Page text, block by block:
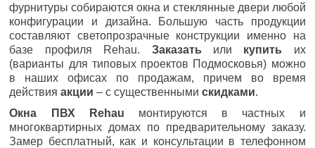
фурнитуры собираются окна и стеклянные двери любой
конфигурации и дизайна. Большую часть продукции
составляют светопрозрачные конструкции именно на
базе профиля Rehau. Заказать или купить их
(варианты для типовых проектов Подмосковья) можно
в наших офисах по продажам, причем во время
действияакции – с существеннымискидками.
Окна ПВХ Rehau монтируются в частных и
многоквартирных домах по предварительному заказу.
Замер бесплатный, как и консультации в телефонном